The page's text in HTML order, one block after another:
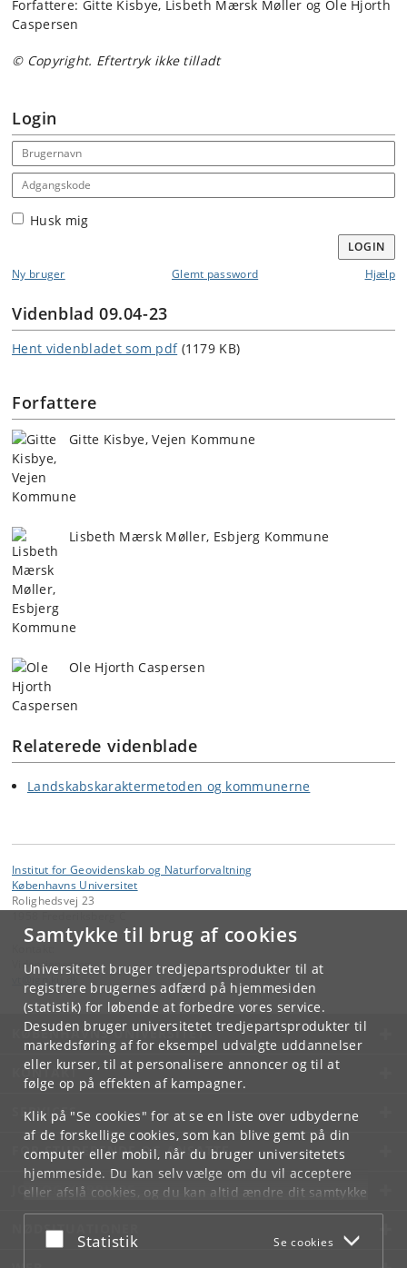
Samtykke til brug af cookies
Universitetet bruger tredjepartsprodukter til at
registrere brugernes adfærd på hjemmesiden
(statistik) for løbende at forbedre vores service.
Desuden bruger universitetet tredjepartsprodukter til
markedsføring af for eksempel udvalgte uddannelser
eller kurser, til at personalisere annoncer og til at
følge op på effekten af kampagner.
Klik på "Se cookies" for at se en liste over udbyderne
af de forskellige cookies, som kan blive gemt på din
computer eller mobil, når du bruger universitetets
hjemmeside. Du kan selv vælge om du vil acceptere
eller afslå cookies, og du kan altid ændre dit samtykke
underCookie- og privatlivspolitiksom du finder i
bunden af hver side.
Acceptér eller afslå
Statistik Se cookies
Forfattere: Gitte Kisbye, Lisbeth Mærsk Møller og Ole Hjorth
Caspersen
© Copyright. Eftertryk ikke tilladt
Login
Email address
Adgangskode
Husk mig
LOGIN
Ny bruger
Glemt password Hjælp
Videnblad 09.04-23
Hent videnbladet som pdf (1179 KB)
Forfattere
Gitte Kisbye, Vejen Kommune
Lisbeth Mærsk Møller, Esbjerg Kommune
Ole Hjorth Caspersen
Relaterede videnblade
Landskabskaraktermetoden og kommunerne
Institut for Geovidenskab og Naturforvaltning
Københavns Universitet
Rolighedsvej 23
Videntjenesten
ign
KØBENHAVNS UNIVERSITET
KONTAKT
SERVICES
FOR STUDERENDE OG ANSATTE
JOB OG KARRIERE
NØDSITUATIONER